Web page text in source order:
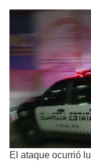
El ataque ocurrió